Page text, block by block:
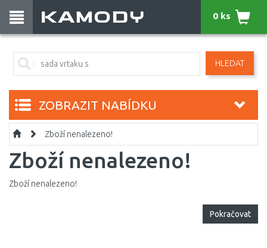
HLEDAT
0 ks
ZOBRAZIT NABÍDKU
Zboží nenalezeno!
Zboží nenalezeno!
Zboží nenalezeno!
Pokračovat